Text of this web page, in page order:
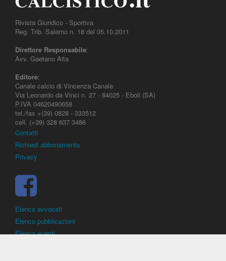
Rivista Giuridico - Sportiva
Reg. Trib. Salerno n. 18 del 05.10.2011
Direttore Responsabile:
Avv. Gaetano Aita
Editore:
Canale calcio di Vincenza Canale
Via Leonardo da Vinci n. 27 - 84025 - Eboli (SA)
P.IVA 04620490658
tel./fax +(39) 0828 - 333512
cell. (+39) 328 637 3486
Contatti
Richiedi abbonamento
Privacy
Elenco avvocati
Elenco pubblicazioni
Elenco eventi